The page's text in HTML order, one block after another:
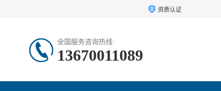
资质认证
全国服务咨询热线:
13670011089